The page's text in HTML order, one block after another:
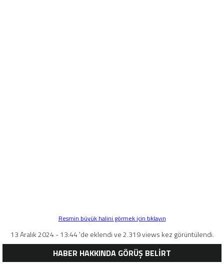
Resmin büyük halini görmek için tıklayın
13 Aralık 2024 - 13:44 'de eklendi ve 2.319 views kez görüntülendi.
HABER HAKKINDA GÖRÜŞ BELİRT